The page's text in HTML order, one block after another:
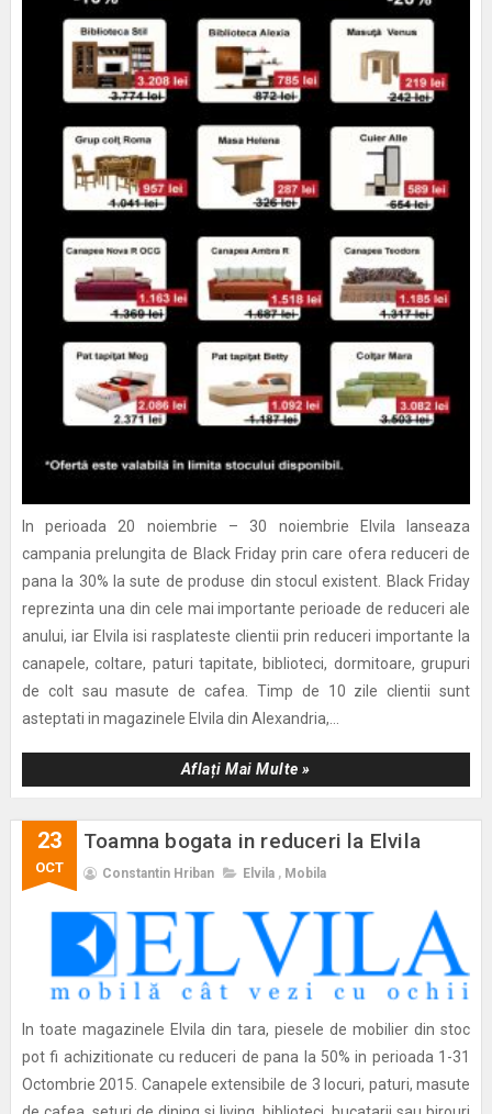
In perioada 20 noiembrie – 30 noiembrie Elvila lanseaza
campania prelungita de Black Friday prin care ofera reduceri de
pana la 30% la sute de produse din stocul existent. Black Friday
reprezinta una din cele mai importante perioade de reduceri ale
anului, iar Elvila isi rasplateste clientii prin reduceri importante la
canapele, coltare, paturi tapitate, biblioteci, dormitoare, grupuri
de colt sau masute de cafea. Timp de 10 zile clientii sunt
asteptati in magazinele Elvila din Alexandria,...
Aflați Mai Multe »
23
OCT
Toamna bogata in reduceri la Elvila
Constantin Hriban Elvila , Mobila
In toate magazinele Elvila din tara, piesele de mobilier din stoc
pot fi achizitionate cu reduceri de pana la 50% in perioada 1-31
Octombrie 2015. Canapele extensibile de 3 locuri, paturi, masute